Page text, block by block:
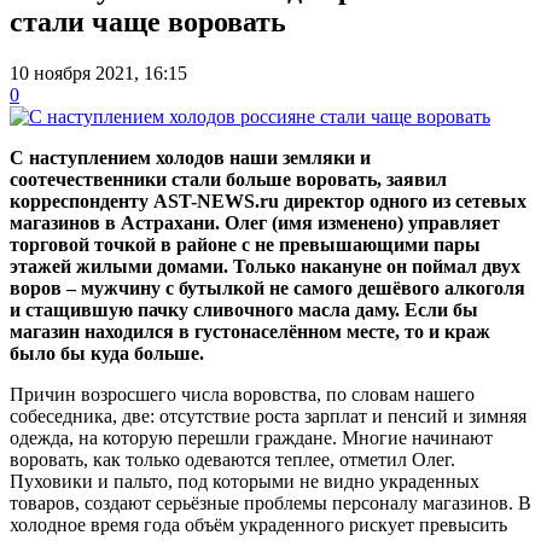
стали чаще воровать
10 ноября 2021, 16:15
0
С наступлением холодов наши земляки и
соотечественники стали больше воровать, заявил
корреспонденту AST-NEWS.ru директор одного из сетевых
магазинов в Астрахани. Олег (имя изменено) управляет
торговой точкой в районе с не превышающими пары
этажей жилыми домами. Только накануне он поймал двух
воров – мужчину с бутылкой не самого дешёвого алкоголя
и стащившую пачку сливочного масла даму. Если бы
магазин находился в густонаселённом месте, то и краж
было бы куда больше.
Причин возросшего числа воровства, по словам нашего
собеседника, две: отсутствие роста зарплат и пенсий и зимняя
одежда, на которую перешли граждане. Многие начинают
воровать, как только одеваются теплее, отметил Олег.
Пуховики и пальто, под которыми не видно украденных
товаров, создают серьёзные проблемы персоналу магазинов. В
холодное время года объём украденного рискует превысить